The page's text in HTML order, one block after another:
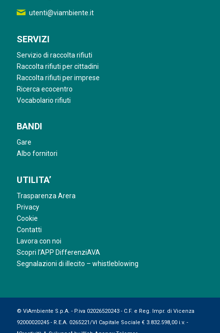
utenti@viambiente.it
SERVIZI
Servizio di raccolta rifiuti
Raccolta rifiuti per cittadini
Raccolta rifiuti per imprese
Ricerca ecocentro
Vocabolario rifiuti
BANDI
Gare
Albo fornitori
UTILITA’
Trasparenza Arera
Privacy
Cookie
Contatti
Lavora con noi
Scopri l’APP DifferenziAVA
Segnalazioni di illecito – whistleblowing
© ViAmbiente S.p.A. - P.iva 02026520243 - C.F. e Reg. Impr. di Vicenza
92000020245 - R.E.A. 0265221/VI Capitale Sociale € 3.832.598,00 i.v. -